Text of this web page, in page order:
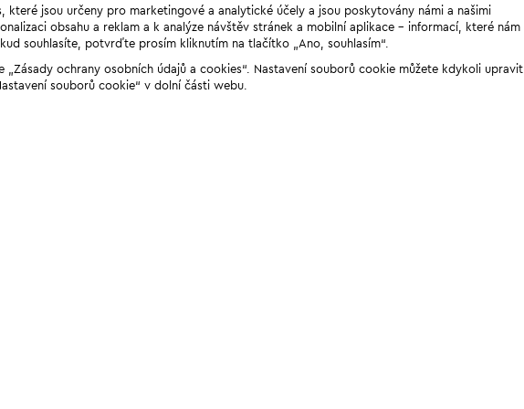
které jsou určeny pro marketingové a analytické účely a jsou poskytovány námi a našimi
obsahu a reklam a k analýze návštěv stránek a mobilní aplikace - informací, které nám
souhlasíte, potvrďte prosím kliknutím na tlačítko „Ano, souhlasím“.
ochrany osobních údajů a cookies“. Nastavení souborů cookie můžete kdykoli upravit
souborů cookie“ v dolní části webu.